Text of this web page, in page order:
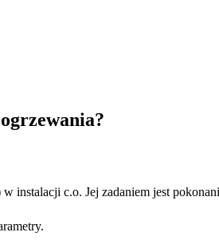
instalacji c.o. Jej zadaniem jest